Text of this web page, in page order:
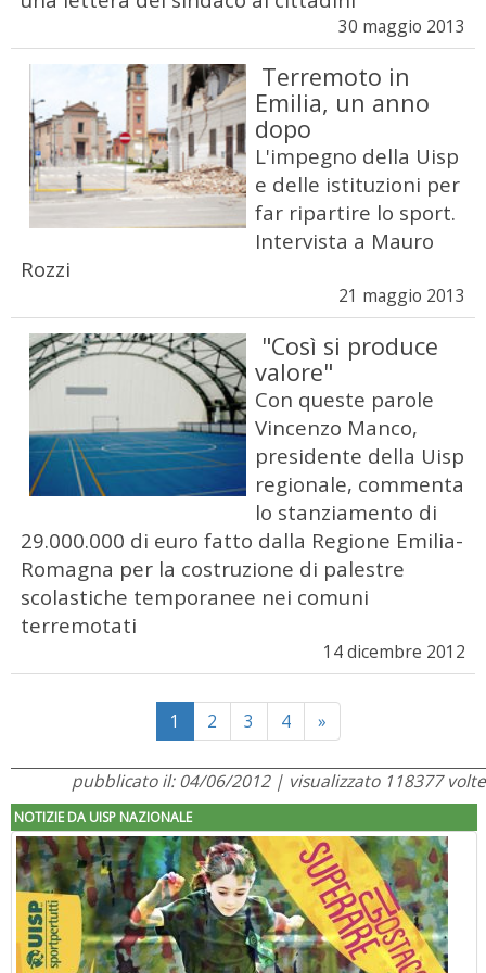
30 maggio 2013
Terremoto in
Emilia, un anno
dopo
L'impegno della Uisp
e delle istituzioni per
far ripartire lo sport.
Intervista a Mauro
Rozzi
21 maggio 2013
"Così si produce
valore"
Con queste parole
Vincenzo Manco,
presidente della Uisp
regionale, commenta
lo stanziamento di
29.000.000 di euro fatto dalla Regione Emilia-
Romagna per la costruzione di palestre
scolastiche temporanee nei comuni
terremotati
14 dicembre 2012
1 2 3 4 »Next
pubblicato il: 04/06/2012 | visualizzato 118377 volte
NOTIZIE DA UISP NAZIONALE